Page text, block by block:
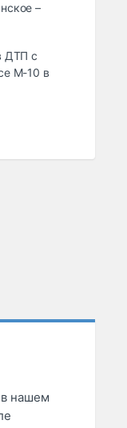
–
ДТП с
М-10 в
в нашем